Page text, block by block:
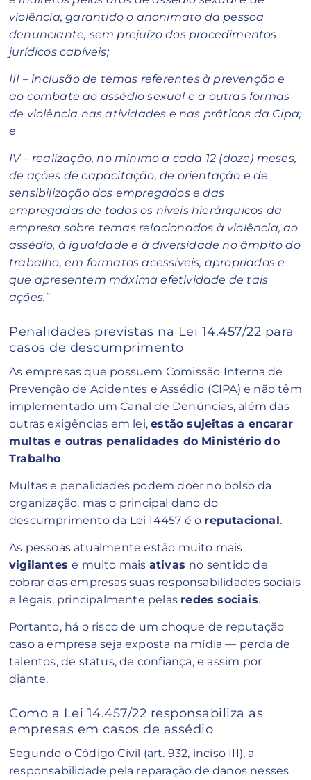
violência, garantido o anonimato da pessoa
denunciante, sem prejuízo dos procedimentos
jurídicos cabíveis;
III – inclusão de temas referentes à prevenção e
ao combate ao assédio sexual e a outras formas
de violência nas atividades e nas práticas da Cipa;
e
IV – realização, no mínimo a cada 12 (doze) meses,
de ações de capacitação, de orientação e de
sensibilização dos empregados e das
empregadas de todos os níveis hierárquicos da
empresa sobre temas relacionados à violência, ao
assédio, à igualdade e à diversidade no âmbito do
trabalho, em formatos acessíveis, apropriados e
que apresentem máxima efetividade de tais
ações.”
Penalidades previstas na Lei 14.457/22 para
casos de descumprimento
As empresas que possuem Comissão Interna de
Prevenção de Acidentes e Assédio (CIPA) e não têm
implementado um Canal de Denúncias, além das
outras exigências em lei,estão sujeitas a encarar
multas e outras penalidades do Ministério do
Trabalho.
Multas e penalidades podem doer no bolso da
organização, mas o principal dano do
descumprimento da Lei 14457 é o reputacional.
As pessoas atualmente estão muito mais
vigilantese muito mais ativas no sentido de
cobrar das empresas suas responsabilidades sociais
e legais, principalmente pelas redes sociais.
Portanto, há o risco de um choque de reputação
caso a empresa seja exposta na mídia — perda de
talentos, de status, de confiança, e assim por
diante.
Como a Lei 14.457/22 responsabiliza as
empresas em casos de assédio
Segundo o Código Civil (art. 932, inciso III), a
responsabilidade pela reparação de danos nesses